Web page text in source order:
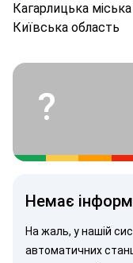
Кaгapлицькa
Київська область
?
Немає
На жаль, у нашій
автоматичних